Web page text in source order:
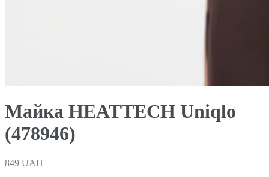
Майка HEATTECH Uniqlo
(478946)
849 UAH